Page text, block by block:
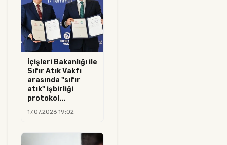
İçişleri Bakanlığı ile
Sıfır Atık Vakfı
arasında "sıfır
atık" işbirliği
protokol...
17.07.2026 19:02